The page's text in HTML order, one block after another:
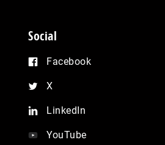
Social
Facebook
X
LinkedIn
YouTube